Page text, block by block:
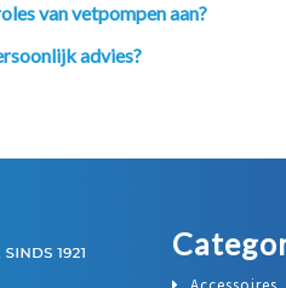
van vetpompen aan?
advies?